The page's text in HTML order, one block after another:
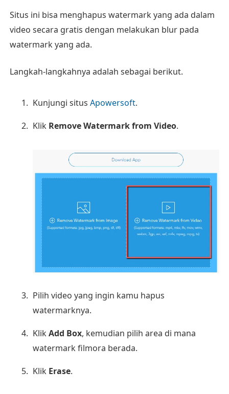
Situs ini bisa menghapus watermark yang ada dalam
video secara gratis dengan melakukan blur pada
watermark yang ada.
Langkah-langkahnya adalah sebagai berikut.
Kunjungi situs Apowersoft.
Klik Remove Watermark from Video.
Pilih video yang ingin kamu hapus
watermarknya.
KlikAdd Box, kemudian pilih area di mana
watermark filmora berada.
Klik Erase.